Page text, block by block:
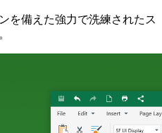
を備えた強力で洗練されたス